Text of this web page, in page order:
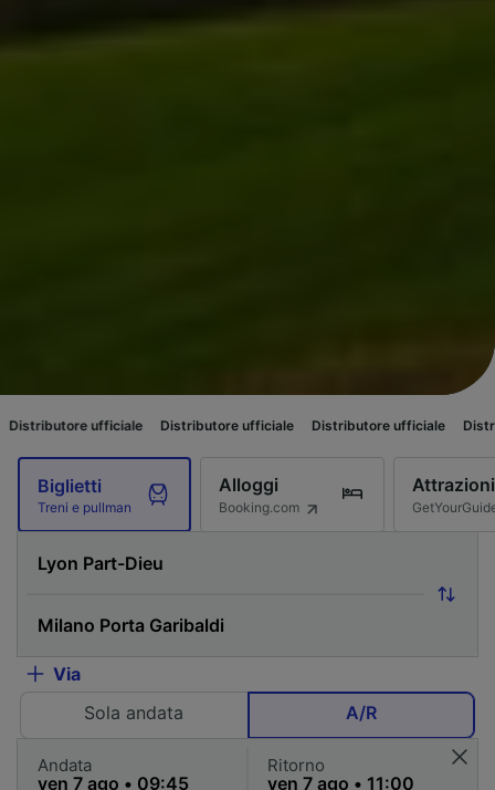
ufficiale Distributore ufficiale Distributore ufficiale Distributore
Biglietti
Treni e pullman
Alloggi
Booking.com
Attrazioni
Via
Sola andata
A/R
Andata Ritorno